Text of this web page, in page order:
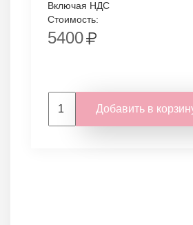
Включая НДС
Стоимость:
5400
Добавить в